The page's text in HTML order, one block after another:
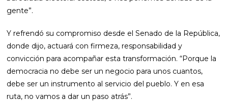
gente”.
Y refrendó su compromiso desde el Senado de la República,
donde dijo, actuará con firmeza, responsabilidad y
convicción para acompañar esta transformación. “Porque la
democracia no debe ser un negocio para unos cuantos,
debe ser un instrumento al servicio del pueblo. Y en esa
ruta, no vamos a dar un paso atrás”.